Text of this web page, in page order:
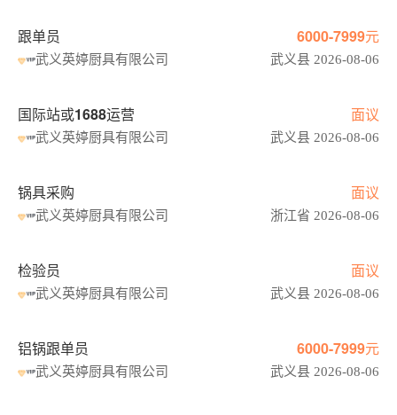
跟单员 6000-7999元
武义英婷厨具有限公司 武义县 2026-08-06
国际站或1688运营 面议
武义英婷厨具有限公司 武义县 2026-08-06
锅具采购 面议
武义英婷厨具有限公司 浙江省 2026-08-06
检验员 面议
武义英婷厨具有限公司 武义县 2026-08-06
铝锅跟单员 6000-7999元
武义英婷厨具有限公司 武义县 2026-08-06